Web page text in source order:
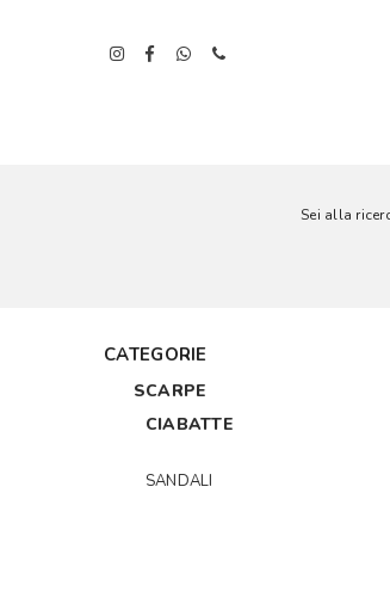
Sei alla
CATEGORIE
SCARPE
CIABATTE
SANDALI